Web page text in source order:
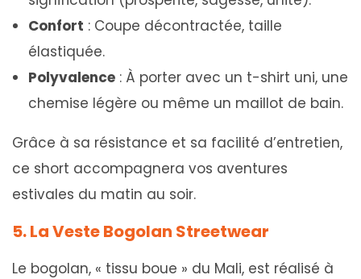
Confort : Coupe décontractée, taille
élastiquée.
Polyvalence : À porter avec un t-shirt uni, une
chemise légère ou même un maillot de bain.
Grâce à sa résistance et sa facilité d’entretien,
ce short accompagnera vos aventures
estivales du matin au soir.
5. La Veste Bogolan Streetwear
Le bogolan, « tissu boue » du Mali, est réalisé à